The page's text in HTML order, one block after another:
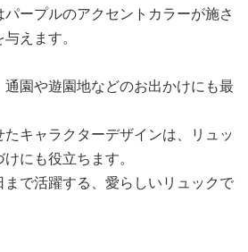
ープルのアクセントカラーが施さ
えます。
園や遊園地などのお出かけにも最
キャラクターデザインは、リュッ
にも役立ちます。
で活躍する、愛らしいリュックで